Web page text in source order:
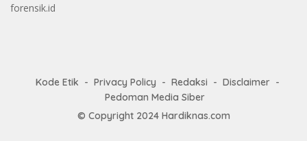
forensik.id
Kode Etik Privacy Policy Redaksi
Disclaimer
Pedoman Media Siber
© Copyright 2024 Hardiknas.com